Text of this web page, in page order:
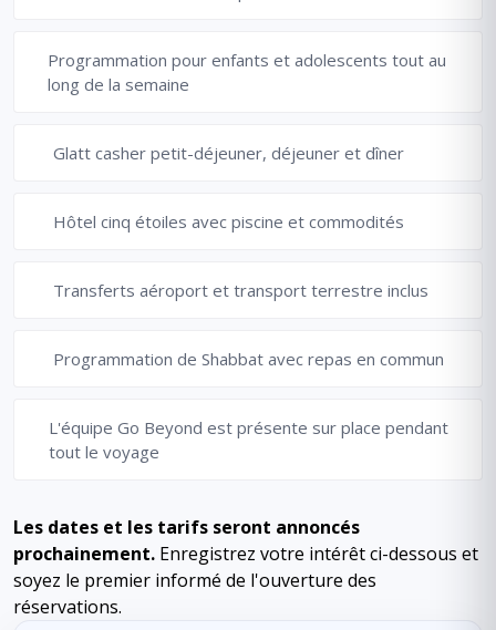
Programmation pour enfants et adolescents tout au
long de la semaine
Glatt casher petit-déjeuner, déjeuner et dîner
Hôtel cinq étoiles avec piscine et commodités
Transferts aéroport et transport terrestre inclus
Programmation de Shabbat avec repas en commun
L'équipe Go Beyond est présente sur place pendant
tout le voyage
Les dates et les tarifs seront annoncés
prochainement. Enregistrez votre intérêt ci-dessous et
soyez le premier informé de l'ouverture des
réservations.